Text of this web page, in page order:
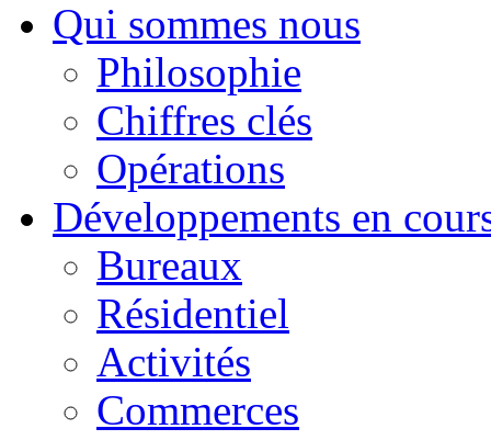
Qui sommes nous
Philosophie
Chiffres clés
Opérations
Développements en
Bureaux
Résidentiel
Activités
Commerces